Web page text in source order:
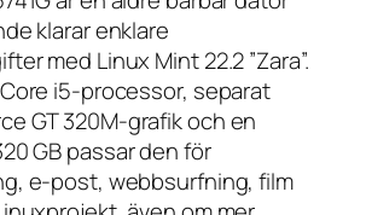
klarar enklare
med Linux Mint 22.2 ”Zara”.
i5-processor, separat
GT 320M-grafik och en
GB passar den för
e-post, webbsurfning, film